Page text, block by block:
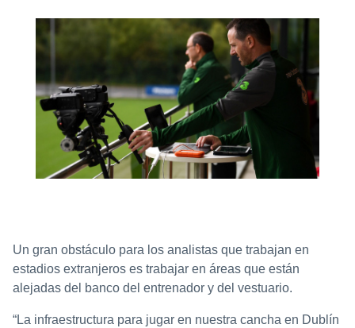
Un gran obstáculo para los analistas que trabajan en
estadios extranjeros es trabajar en áreas que están
alejadas del banco del entrenador y del vestuario.
“La infraestructura para jugar en nuestra cancha en Dublín